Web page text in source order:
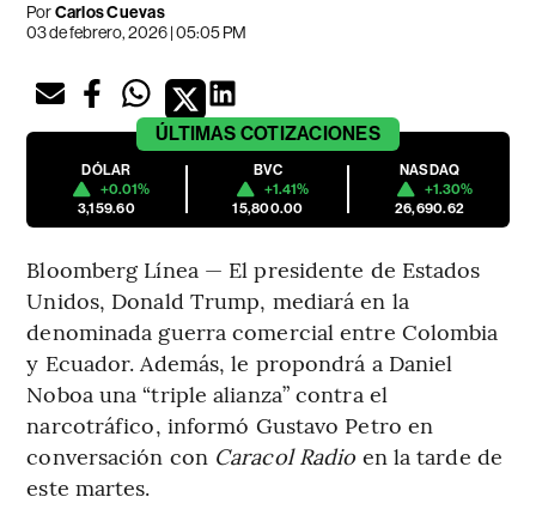
PorCarlos Cuevas
03 de febrero, 2026 | 05:05 PM
ÚLTIMAS COTIZACIONES
DÓLAR
+0.01%
3,159.60
BVC
+1.41%
15,800.00
NASDAQ
+1.30%
26,690.62
Bloomberg Línea — El presidente de Estados
Unidos, Donald Trump, mediará en la
denominada guerra comercial entre Colombia
y Ecuador. Además, le propondrá a Daniel
Noboa una “triple alianza” contra el
narcotráfico, informó Gustavo Petro en
conversación con Caracol Radio en la tarde de
este martes.